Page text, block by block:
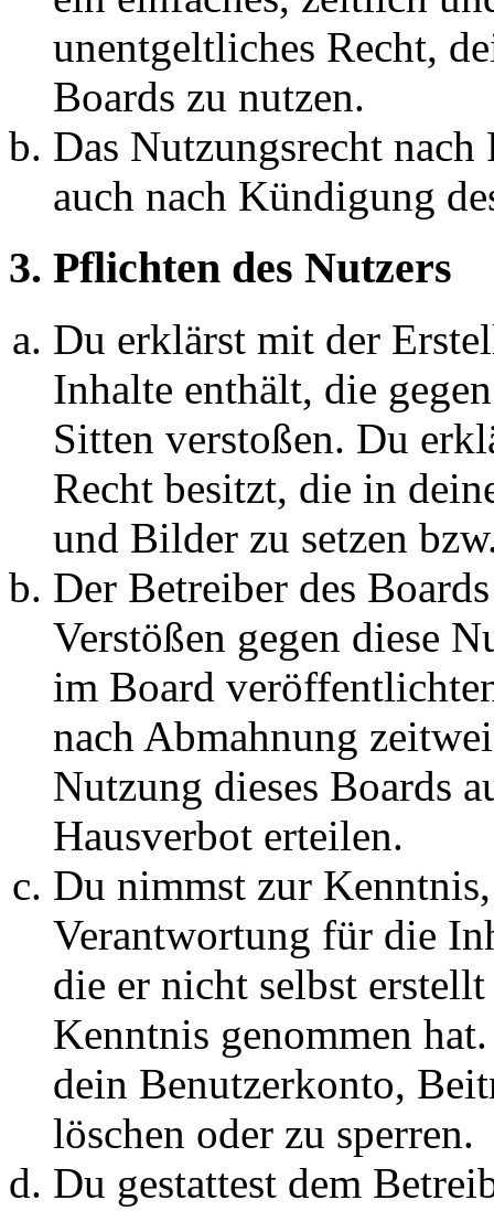
unentgeltliches Recht,
Boards zu nutzen.
Das Nutzungsrecht
auch nach Kündigung
3. Pflichten des Nutzers
Du erklärst mit der
Inhalte enthält, die
Sitten verstoßen. Du
Recht besitzt, die in
und Bilder zu setzen
Der Betreiber des
Verstößen gegen diese
im Board
nach Abmahnung
Nutzung dieses Boards
Hausverbot erteilen.
Du nimmst zur
Verantwortung für die
die er nicht selbst
Kenntnis genommen
dein Benutzerkonto,
löschen oder zu sperren.
Du gestattest dem